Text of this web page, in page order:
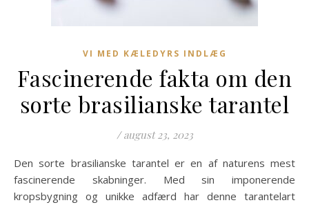
VI MED KÆLEDYRS INDLÆG
Fascinerende fakta om den
sorte brasilianske tarantel
/ august 23, 2023
Den sorte brasilianske tarantel er en af naturens mest
fascinerende skabninger. Med sin imponerende
kropsbygning og unikke adfærd har denne tarantelart